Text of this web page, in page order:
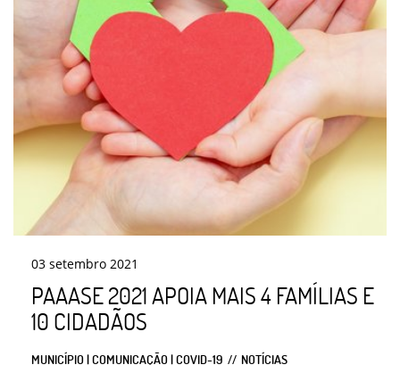
03 setembro 2021
PAAASE 2021 APOIA MAIS 4 FAMÍLIAS E
10 CIDADÃOS
MUNICÍPIO | COMUNICAÇÃO | COVID-19 NOTÍCIAS